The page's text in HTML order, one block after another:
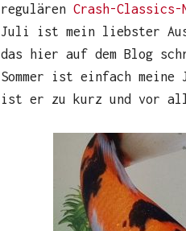
regulären Crash-Classics-
Juli ist mein liebster
das hier auf dem Blog
Sommer ist einfach
ist er zu kurz und vor